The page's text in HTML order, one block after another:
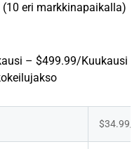
eri markkinapaikalla)
– $499.99/Kuukausi
$34.99/